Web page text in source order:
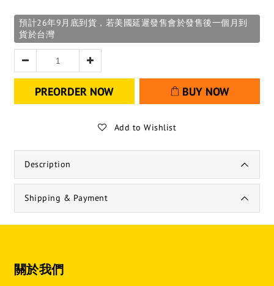
預計26年9月底到貨，若美國延遲發售會於發售後一個月到
貨於台灣
PREORDER NOW BUY NOW
Add to Wishlist
Description
Shipping & Payment
關於我們